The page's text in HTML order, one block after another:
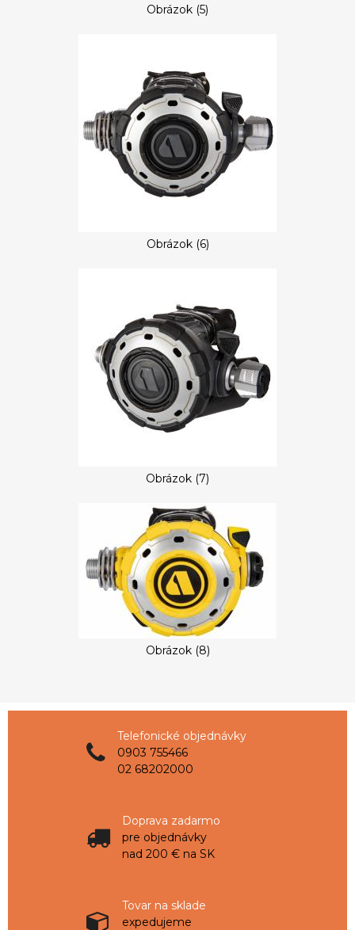
Obrázok (5)
Obrázok (6)
Obrázok (7)
Obrázok (8)
Telefonické objednávky
0903 755466
02 68202000
Doprava zadarmo
pre objednávky
nad 200 € na SK
Tovar na sklade
expedujeme